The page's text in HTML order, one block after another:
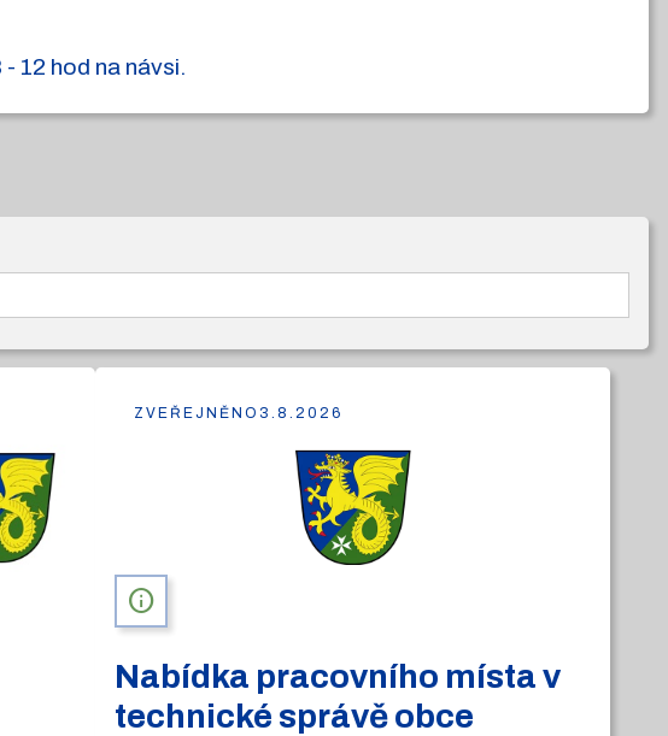
12 hod na návsi.
info
Nabídka pracovního místa v
technické správě obce
ZVEŘEJNĚNO 3.8.2026